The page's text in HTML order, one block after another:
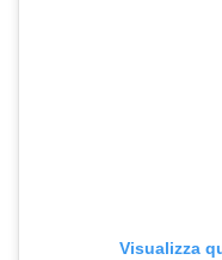
Visualizza